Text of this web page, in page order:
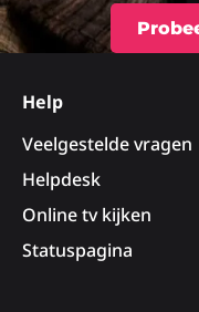
footer
Help
Veelgestelde vragen
Helpdesk
Online tv kijken
Statuspagina